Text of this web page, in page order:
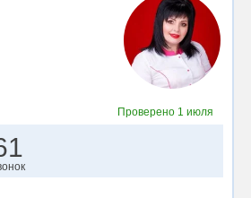
Проверено 1 июля